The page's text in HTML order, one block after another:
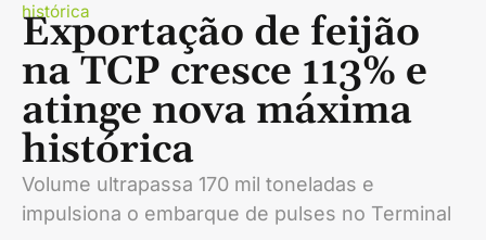
histórica
Exportação de feijão
na TCP cresce 113% e
atinge nova máxima
histórica
Volume ultrapassa 170 mil toneladas e
impulsiona o embarque de pulses no Terminal